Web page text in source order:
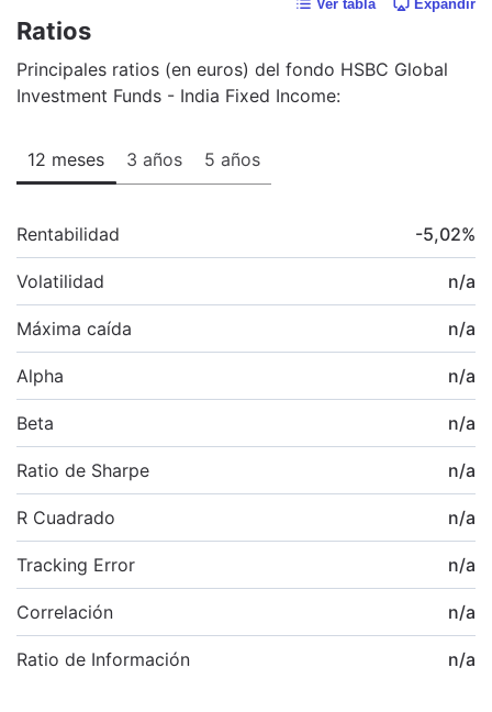
Ver tabla Expandir
Ratios
Principales ratios (en euros) del fondo HSBC Global
Investment Funds - India Fixed Income:
12 meses 3 años 5 años
Rentabilidad -5,02%
Volatilidad n/a
Máxima caída n/a
Alpha n/a
Beta n/a
Ratio de Sharpe n/a
R Cuadrado n/a
Tracking Error n/a
Correlación n/a
Ratio de Información n/a